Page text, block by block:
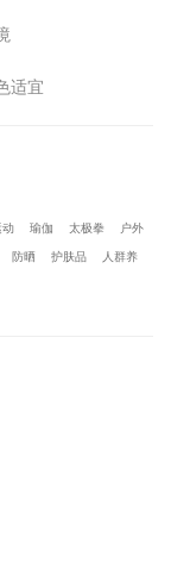
适宜
动 瑜伽 太极拳 户外
防晒 护肤品 人群养